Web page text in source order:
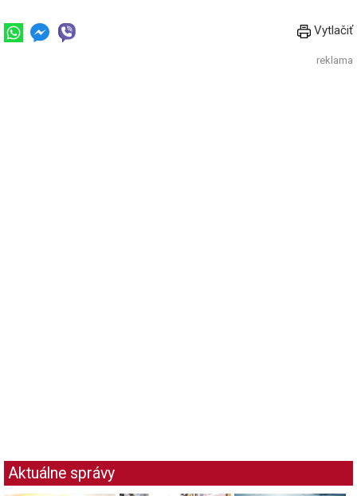
Vytlačiť
reklama
Aktuálne správy